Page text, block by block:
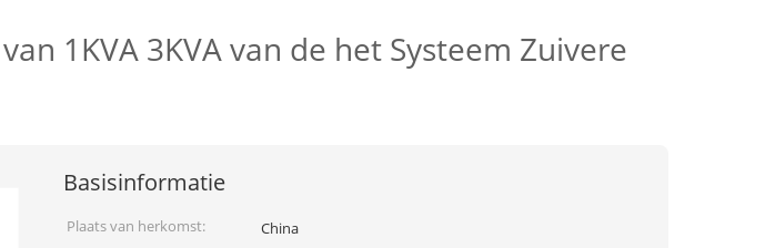
1KVA 3KVA van de het Systeem Zuivere
Basisinformatie
Plaats van herkomst:
China